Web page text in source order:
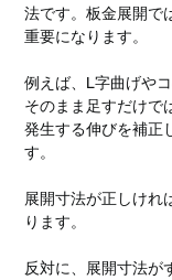
法です。板金展開で
重要になります。
例えば、L字曲げや
そのまま足すだけで
発生する伸びを補正
す。
展開寸法が正しけれ
ります。
反対に、展開寸法が